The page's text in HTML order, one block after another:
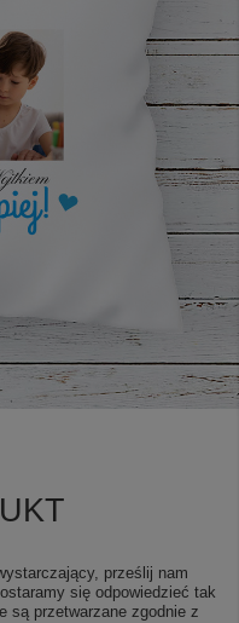
prześlij nam
się odpowiedzieć tak
są przetwarzane zgodnie z